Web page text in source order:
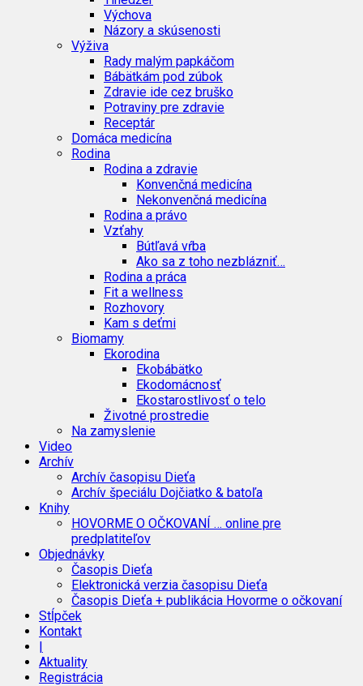
Výchova
Názory a skúsenosti
Výživa
Rady malým papkáčom
Bábätkám pod zúbok
Zdravie ide cez bruško
Potraviny pre zdravie
Receptár
Domáca medicína
Rodina
Rodina a zdravie
Konvenčná medicína
Nekonvenčná medicína
Rodina a právo
Vzťahy
Bútľavá vŕba
Ako sa z toho nezblázniť…
Rodina a práca
Fit a wellness
Rozhovory
Kam s deťmi
Biomamy
Ekorodina
Ekobábätko
Ekodomácnosť
Ekostarostlivosť o telo
Životné prostredie
Na zamyslenie
Video
Archív
Archív časopisu Dieťa
Archív špeciálu Dojčiatko & batoľa
Knihy
HOVORME O OČKOVANÍ … online pre
predplatiteľov
Objednávky
Časopis Dieťa
Elektronická verzia časopisu Dieťa
Časopis Dieťa + publikácia Hovorme o očkovaní
Stĺpček
Kontakt
|
Aktuality
Registrácia